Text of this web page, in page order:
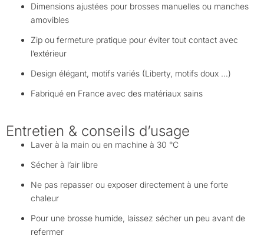
Dimensions ajustées pour brosses manuelles ou manches
amovibles
Zip ou fermeture pratique pour éviter tout contact avec
l’extérieur
Design élégant, motifs variés (Liberty, motifs doux …)
Fabriqué en France avec des matériaux sains
Entretien & conseils d’usage
Laver à la main ou en machine à 30 °C
Sécher à l’air libre
Ne pas repasser ou exposer directement à une forte
chaleur
Pour une brosse humide, laissez sécher un peu avant de
refermer